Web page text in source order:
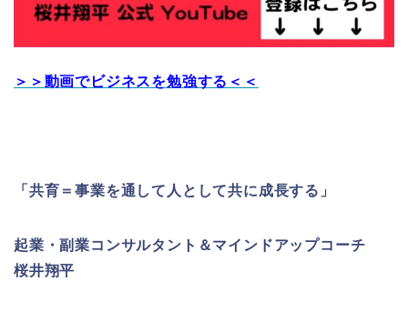
＞＞動画でビジネスを勉強する＜＜
「共育＝事業を通して人として共に成長する」
起業・副業コンサルタント＆マインドアップコーチ
桜井翔平